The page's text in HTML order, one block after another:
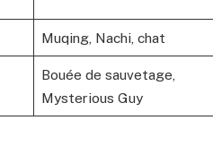
Muqing, Nachi, chat
Bouée de sauvetage,
Mysterious Guy